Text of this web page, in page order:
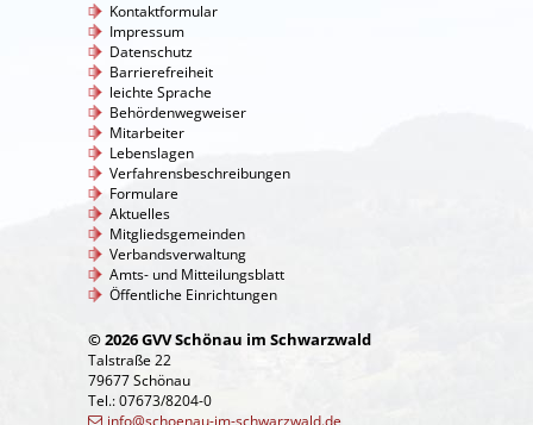
Kontaktformular
Impressum
Datenschutz
Barrierefreiheit
leichte Sprache
Behördenwegweiser
Mitarbeiter
Lebenslagen
Verfahrensbeschreibungen
Formulare
Aktuelles
Mitgliedsgemeinden
Verbandsverwaltung
Amts- und Mitteilungsblatt
Öffentliche Einrichtungen
© 2026 GVV Schönau im Schwarzwald
Talstraße 22
79677 Schönau
Tel.: 07673/8204-0